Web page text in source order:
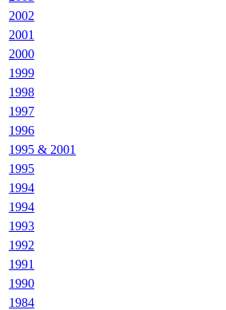
2002
2001
2000
1999
1998
1997
1996
1995 & 2001
1995
1994
1994
1993
1992
1991
1990
1984